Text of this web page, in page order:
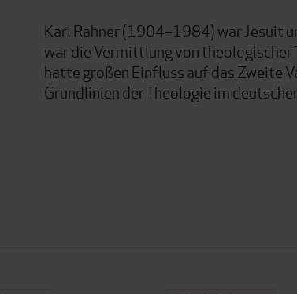
Karl Rahner (1904–1984) war Jesuit
war die Vermittlung von theologischer
hatte großen Einfluss auf das Zweite
Grundlinien der Theologie im